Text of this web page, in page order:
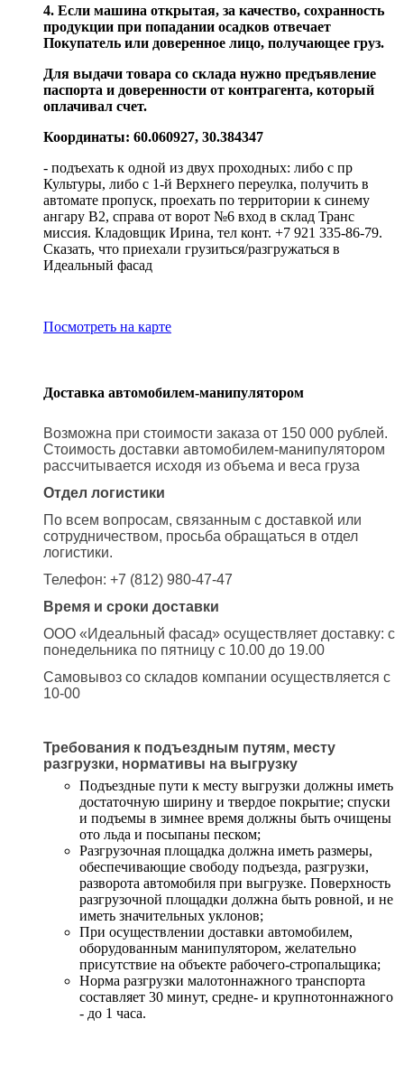
4. Если машина открытая, за качество, сохранность
продукции при попадании осадков отвечает
Покупатель или доверенное лицо, получающее груз.
Для выдачи товара со склада нужно предъявление
паспорта и доверенности от контрагента, который
оплачивал счет.
Координаты: 60.060927, 30.384347
- подъехать к одной из двух проходных: либо с пр
Культуры, либо с 1-й Верхнего переулка, получить в
автомате пропуск, проехать по территории к синему
ангару В2, справа от ворот №6 вход в склад Транс
миссия. Кладовщик Ирина, тел конт. +7 921 335-86-79.
Сказать, что приехали грузиться/разгружаться в
Идеальный фасад
Посмотреть на карте
Доставка автомобилем-манипулятором
Возможна при стоимости заказа от 150 000 рублей.
Стоимость доставки автомобилем-манипулятором
рассчитывается исходя из объема и веса груза
Отдел логистики
По всем вопросам, связанным с доставкой или
сотрудничеством, просьба обращаться в отдел
логистики.
Телефон: +7 (812) 980-47-47
Время и сроки доставки
ООО «Идеальный фасад» осуществляет доставку: с
понедельника по пятницу с 10.00 до 19.00
Самовывоз со складов компании осуществляется с
10-00
Требования к подъездным путям, месту
разгрузки, нормативы на выгрузку
Подъездные пути к месту выгрузки должны иметь
достаточную ширину и твердое покрытие; спуски
и подъемы в зимнее время должны быть очищены
ото льда и посыпаны песком;
Разгрузочная площадка должна иметь размеры,
обеспечивающие свободу подъезда, разгрузки,
разворота автомобиля при выгрузке. Поверхность
разгрузочной площадки должна быть ровной, и не
иметь значительных уклонов;
При осуществлении доставки автомобилем,
оборудованным манипулятором, желательно
присутствие на объекте рабочего-стропальщика;
Норма разгрузки малотоннажного транспорта
составляет 30 минут, средне- и крупнотоннажного
- до 1 часа.